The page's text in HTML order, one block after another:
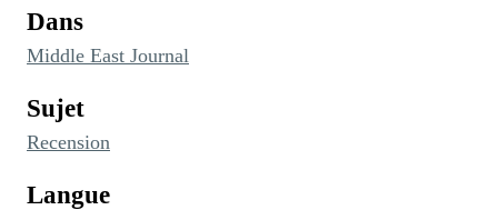
Dans
Middle East Journal
Sujet
Recension
Langue